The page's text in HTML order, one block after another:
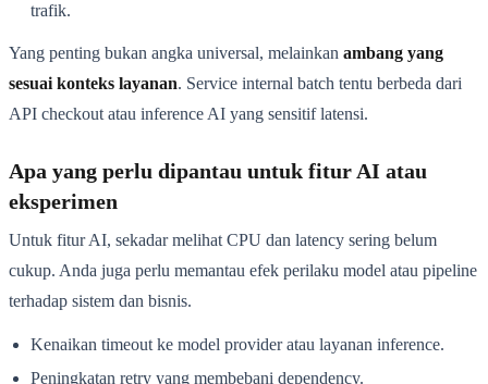
trafik.
Yang penting bukan angka universal, melainkan ambang yang
sesuai konteks layanan. Service internal batch tentu berbeda dari
API checkout atau inference AI yang sensitif latensi.
Apa yang perlu dipantau untuk fitur AI atau
eksperimen
Untuk fitur AI, sekadar melihat CPU dan latency sering belum
cukup. Anda juga perlu memantau efek perilaku model atau pipeline
terhadap sistem dan bisnis.
Kenaikan timeout ke model provider atau layanan inference.
Peningkatan retry yang membebani dependency.